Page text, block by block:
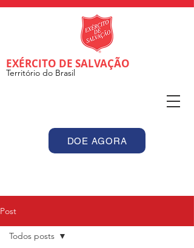
EXÉRCITO DE SALVAÇÃO
Território do Brasil
DOE AGORA
Post
Todos posts